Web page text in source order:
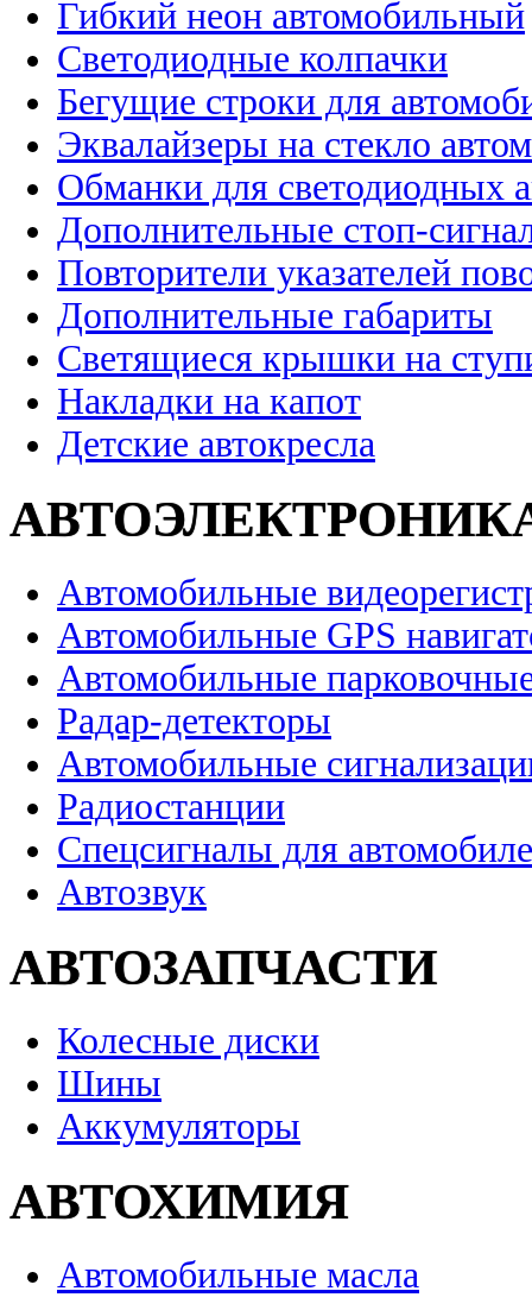
Гибкий неон автомобильный
Светодиодные колпачки
Бегущие строки для
Эквалайзеры на стекло
Обманки для светодиодных
Дополнительные стоп-
Повторители указателей
Дополнительные габариты
Светящиеся крышки на
Накладки на капот
Детские автокресла
Автомобильные
Автомобильные GPS
Автомобильные
Радар-детекторы
Автомобильные
Радиостанции
Спецсигналы для
Автозвук
АВТОЗАПЧАСТИ
Колесные диски
Шины
Аккумуляторы
АВТОХИМИЯ
Автомобильные масла